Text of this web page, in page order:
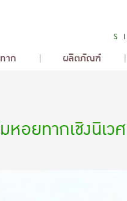
าก ผลิตภัณฑ์
อยทากเชิงนิเว